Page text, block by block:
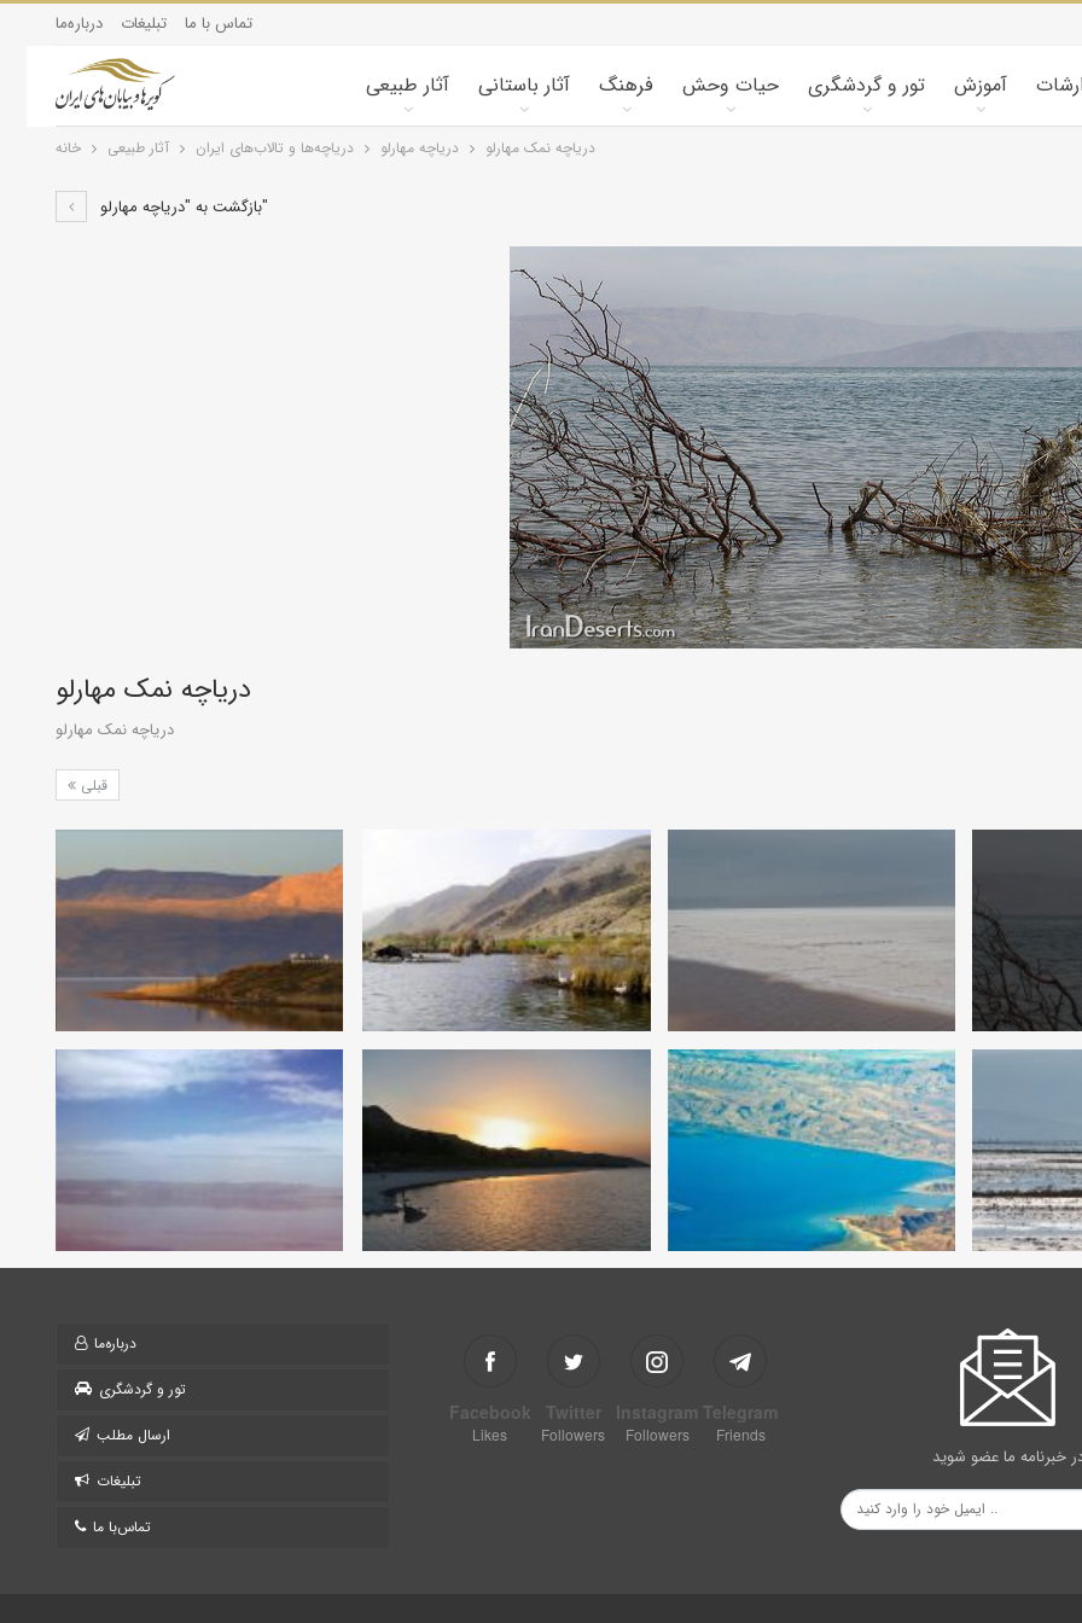
درباره‌ما تبلیغات تماس با ما
آثار طبیعی آثار باستانی فرهنگ حیات وحش تور و گردشگری آموزش
خانه آثار طبیعی درياچه‌‌ها و تالاب‌های ایران دریاچه مهارلو دریاچه نمک مهارلو
بازگشت به "دریاچه مهارلو"
دریاچه نمک مهارلو
دریاچه نمک مهارلو
قبلی
درباره‌ما
تور و گردشگری
ارسال مطلب
تبلیغات
تماس‌با ما
Facebook
Likes
Twitter
Followers
Instagram
Followers
Telegram
Friends
خبرنامه ما عضو شوید